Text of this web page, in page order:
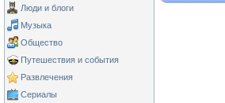
Люди и блоги
Музыка
Общество
Путешествия и события
Развлечения
Сериалы